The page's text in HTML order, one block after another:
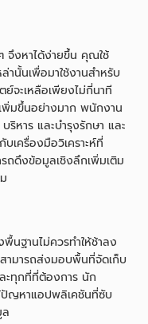
จึงหาได้ง่ายขึ้น คุณใช้
านั้นเพื่อมาใช้งานสำหรับ
จะเหลือเพียงไม่กี่นาที
มขึ้นอย่างมาก พนักงาน
หาร และบำรุงรักษา และ
เครื่องมือวิเคราะห์ที่
ดึงข้อมูลเชิงลึกเพิ่มเติม
นฐานไม่ควรทำให้ช้าลง
ามารถส่งมอบพื้นที่จัดเก็บ
ะทุกที่ที่ต้องการ นัก
ญหาแอปพลิเคชันที่ซับ